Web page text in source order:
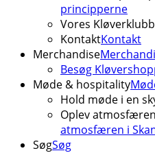
principperne
Vores
KontaktKontakt
Merchandise
Besøg
Møde & hospitality
Hold møde i en
Oplev
atmosfæren i
SøgSøg